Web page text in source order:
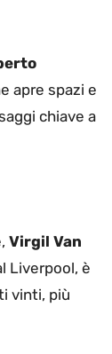
apre spazi e
chiave a
Virgil Van
Liverpool, è
vinti, più